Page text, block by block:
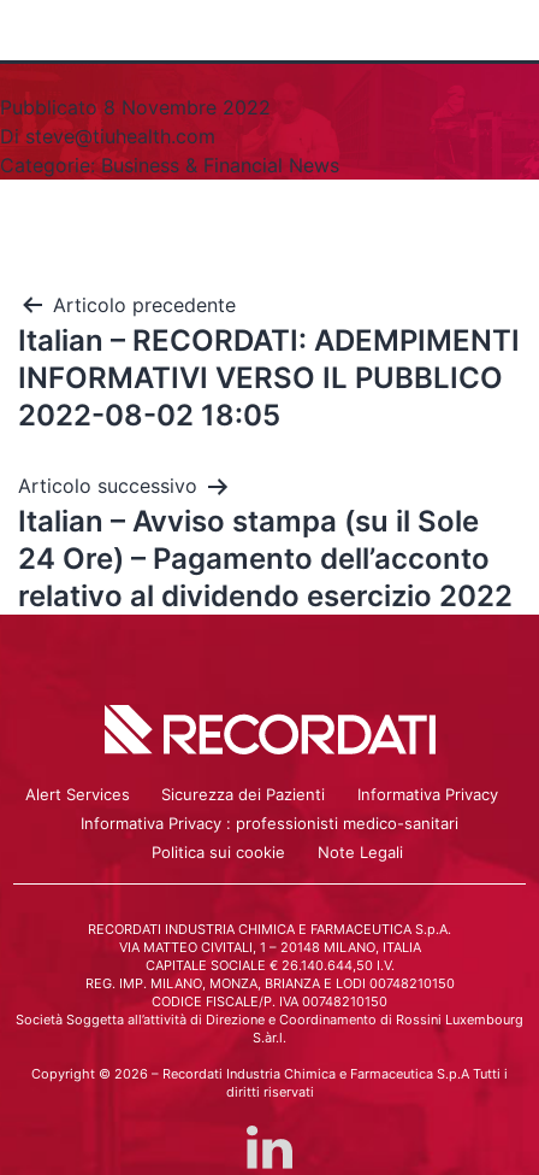
Pubblicato 8 Novembre 2022
Di steve@tiuhealth.com
Categorie:Business & Financial News
Articolo precedente
Italian – RECORDATI: ADEMPIMENTI
INFORMATIVI VERSO IL PUBBLICO
2022-08-02 18:05
Articolo successivo
Italian – Avviso stampa (su il Sole
24 Ore) – Pagamento dell’acconto
relativo al dividendo esercizio 2022
Alert Services Sicurezza dei Pazienti
Informativa Privacy
Informativa Privacy : professionisti medico-sanitari
Politica sui cookie
Note Legali
RECORDATI INDUSTRIA CHIMICA E FARMACEUTICA S.p.A.
VIA MATTEO CIVITALI, 1 – 20148 MILANO, ITALIA
CAPITALE SOCIALE € 26.140.644,50 I.V.
REG. IMP. MILANO, MONZA, BRIANZA E LODI 00748210150
CODICE FISCALE/P. IVA 00748210150
Società Soggetta all’attività di Direzione e Coordinamento di Rossini Luxembourg
S.àr.l.
Copyright © 2026 – Recordati Industria Chimica e Farmaceutica S.p.A Tutti i
diritti riservati